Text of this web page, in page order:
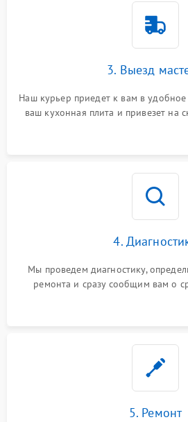
3. Выезд
Наш курьер приедет к вам в удобное
ваш кухонная плита и привезет на
4.
Мы проведем диагностику,
ремонта и сразу сообщим вам о
5. Ремонт